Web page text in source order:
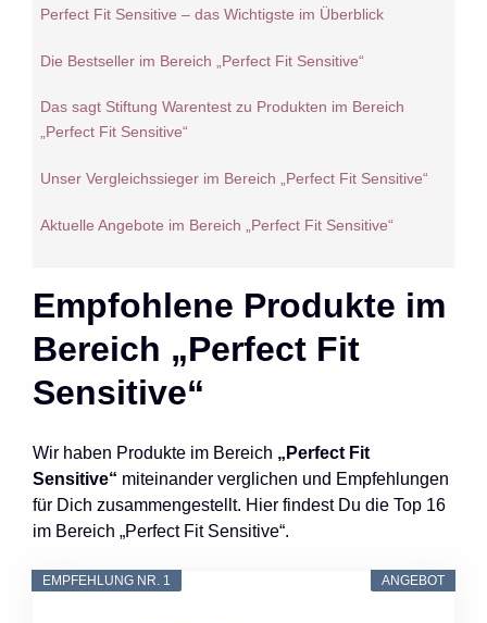
Perfect Fit Sensitive – das Wichtigste im Überblick
Die Bestseller im Bereich „Perfect Fit Sensitive“
Das sagt Stiftung Warentest zu Produkten im Bereich
„Perfect Fit Sensitive“
Unser Vergleichssieger im Bereich „Perfect Fit Sensitive“
Aktuelle Angebote im Bereich „Perfect Fit Sensitive“
Empfohlene Produkte im
Bereich „Perfect Fit
Sensitive“
Wir haben Produkte im Bereich „Perfect Fit
Sensitive“ miteinander verglichen und Empfehlungen
für Dich zusammengestellt. Hier findest Du die Top 16
im Bereich „Perfect Fit Sensitive“.
ANGEBOT
EMPFEHLUNG NR. 1